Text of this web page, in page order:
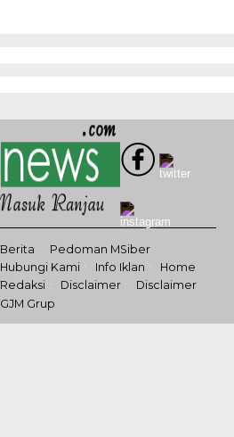
Berita
Pedoman MSiber
Hubungi Kami
Info Iklan
Home
Redaksi
Disclaimer
Disclaimer
GJM Grup